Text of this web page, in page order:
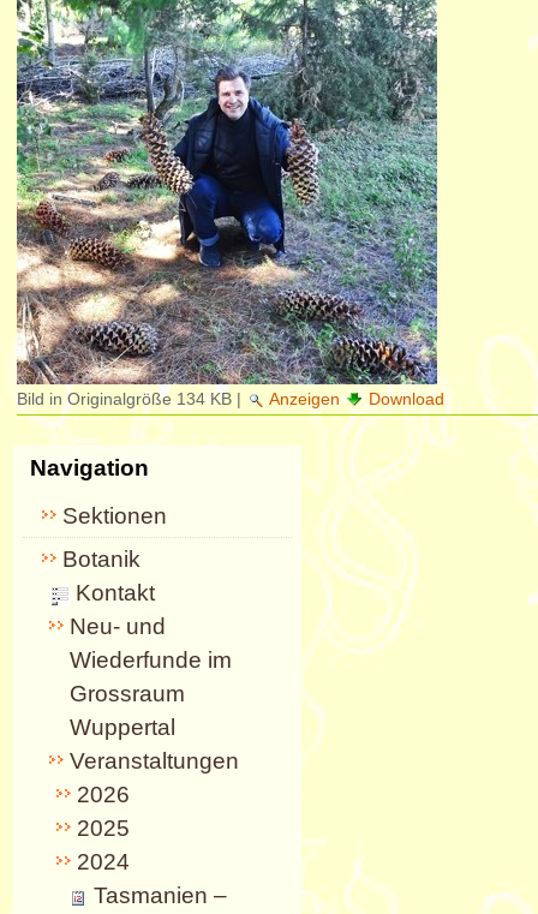
Bild in Originalgröße 134 KB | Anzeigen Download
Navigation
Sektionen
Botanik
Kontakt
Neu- und
Wiederfunde im
Grossraum
Wuppertal
Veranstaltungen
2026
2025
2024
Tasmanien –